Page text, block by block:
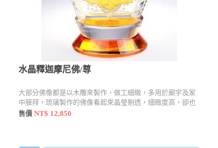
水晶釋迦摩尼佛/尊
大部分佛像都是以木雕來製作，做工細緻，多用於廟宇及家
中膜拜，琉璃製作的佛像看起來晶瑩剔透，細緻度高，卻也
不失莊嚴感，還有許多型態及樣貌
售價NT$ 12,850